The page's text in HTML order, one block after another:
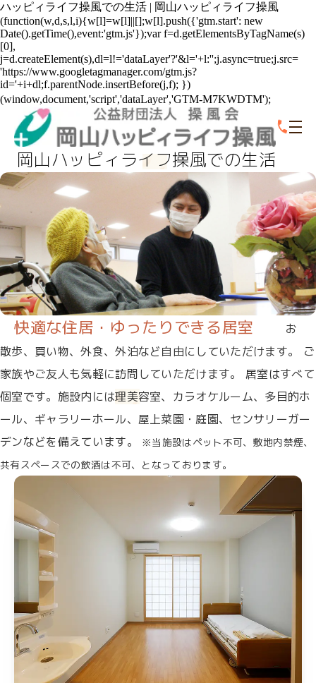
岡山ハッピィライフ操風での生活
快適な住居・ゆったりできる居室
お
散歩、買い物、外食、外泊など自由にしていただけます。
ご
家族やご友人も気軽に訪問していただけます。
居室はすべて
個室です。施設内には理美容室、カラオケルーム、多目的ホ
ール、ギャラリーホール、屋上菜園・庭園、センサリーガー
デンなどを備えています。
※当施設はペット不可、敷地内禁煙、
共有スペースでの飲酒は不可、となっております。